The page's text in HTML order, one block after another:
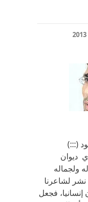
(:::)
ديوان
ولجماله
نشر لشاعرنا
فجعل